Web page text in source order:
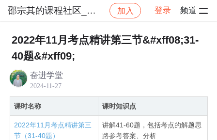
邵宗其的课程社区_NO_1 加入 登录 频道
社区 邵宗其的课程社区_NO_1 （高架）系统架构
2022年11月考点精讲第三节&#xff08;31-
40题&#xff09;
奋进学堂
2024-11-27
课时名称 课时知识点
2022年11月考点精讲第三
节（31-40题）
讲解41-60题，包括考点的解题思
路参考答案、分析